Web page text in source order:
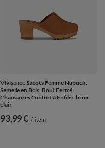
Vivisence Sabots Femme Nubuck,
Semelle en Bois, Bout Fermé,
Chaussures Confort à Enfiler, brun
clair
93,99 € / item